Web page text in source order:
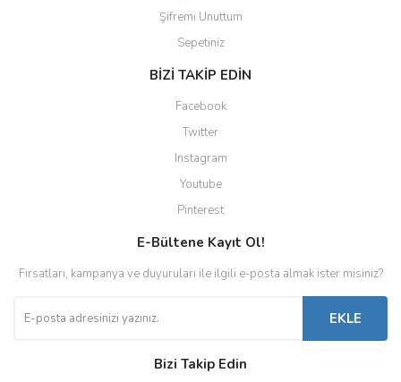
Şifremi Unuttum
Sepetiniz
BİZİ TAKİP EDİN
Facebook
Twitter
Instagram
Youtube
Pinterest
E-Bültene Kayıt Ol!
Fırsatları, kampanya ve duyuruları ile ilgili e-posta almak ister misiniz?
EKLE
Bizi Takip Edin